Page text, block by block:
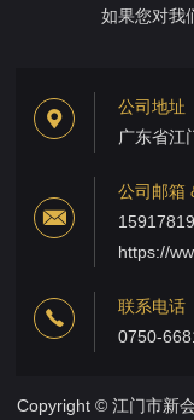
如果您对我
公司地址
广东省江
公司邮箱
https://
联系电话
0750-
Copyright © 江门市新